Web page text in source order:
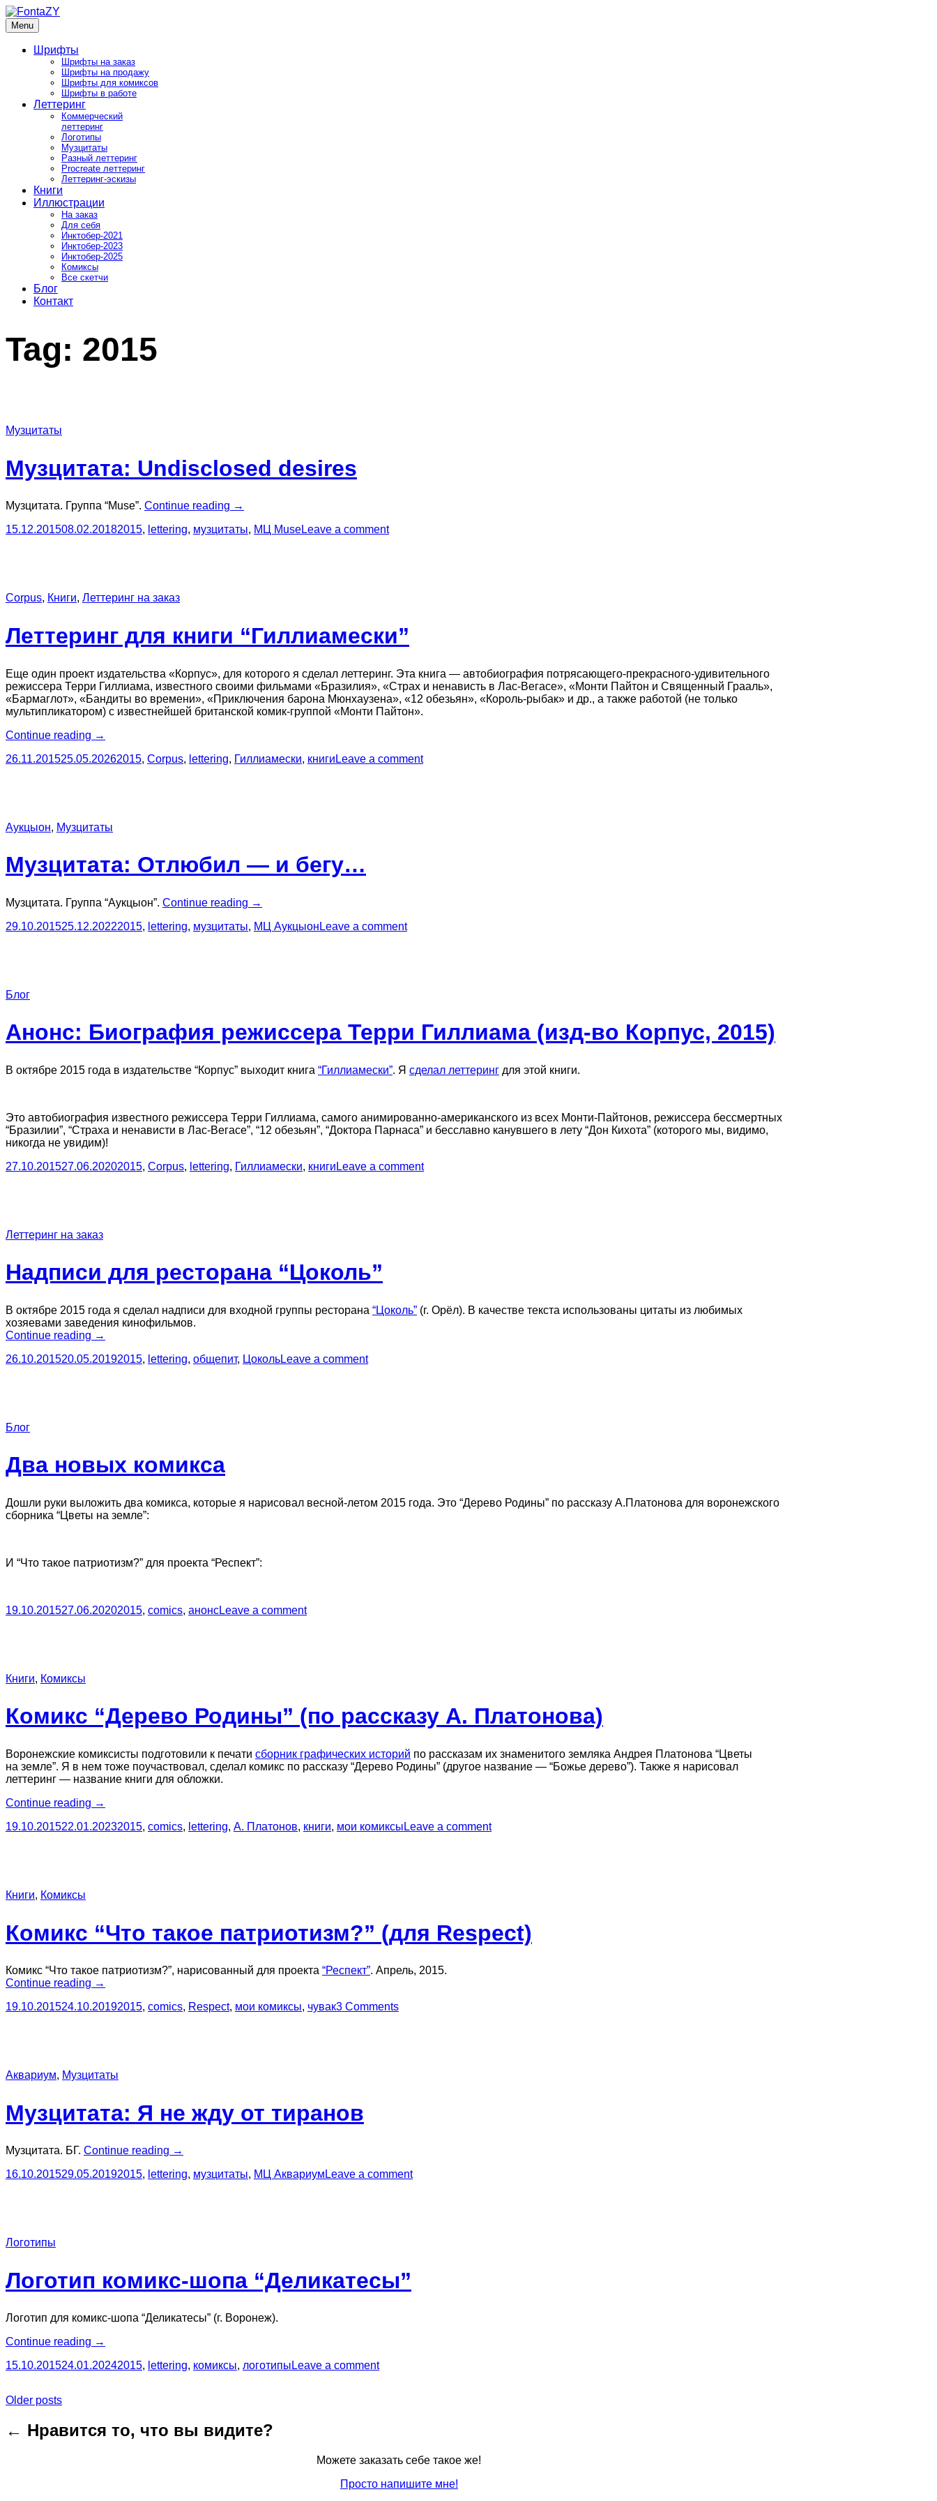
Skip
to
content
FontaZY
Fonts and pictures by Zakhar Yaschin
Menu
Шрифты
Шрифты на заказ
Шрифты на продажу
Шрифты для комиксов
Шрифты в работе
Леттеринг
Коммерческий
леттеринг
Логотипы
Музцитаты
Разный леттеринг
Procreate леттеринг
Леттеринг-эскизы
Книги
Иллюстрации
На заказ
Для себя
Инктобер-2021
Инктобер-2023
Инктобер-2025
Комиксы
Все скетчи
Блог
Контакт
Tag: 2015
Музцитаты
Музцитата: Undisclosed desires
Музцитата. Группа “Muse”. Continue reading “Музцитата:
desires”
→
15.12.201508.02.20182015, lettering, музцитаты, МЦ MuseLeave a comment
Corpus, Книги, Леттеринг на заказ
Леттеринг для книги “Гиллиамески”
Еще один проект издательства «Корпус», для которого я сделал леттеринг. Эта книга — автобиография потрясающего-прекрасного-удивительного
режиссера Терри Гиллиама, известного своими фильмами «Бразилия», «Страх и ненависть в Лас-Вегасе», «Монти Пайтон и Священный Грааль»,
«Бармаглот», «Бандиты во времени», «Приключения барона Мюнхаузена», «12 обезьян», «Король-рыбак» и др., а также работой (не только
мультипликатором) с известнейшей британской комик-группой «Монти Пайтон».
Continue reading “Леттеринг
книги
→
26.11.201525.05.20262015, Corpus, lettering, Гиллиамески, книги Leave a comment
Аукцыон, Музцитаты
Музцитата: Отлюбил — и бегу…
Музцитата. Группа “Аукцыон”. Continue reading “Музцитата:
и бегу…”
→
29.10.201525.12.20222015, lettering, музцитаты, МЦ Аукцыон Leave a comment
Блог
Анонс: Биография режиссера Терри Гиллиама (изд-во Корпус, 2015)
В октябре 2015 года в издательстве “Корпус” выходит книга “Гиллиамески”. Я сделал леттеринг для этой книги.
Это автобиография известного режиссера Терри Гиллиама, самого анимированно-американского из всех Монти-Пайтонов, режиссера бессмертных
“Бразилии”, “Страха и ненависти в Лас-Вегасе”, “12 обезьян”, “Доктора Парнаса” и бесславно канувшего в лету “Дон Кихота” (которого мы, видимо,
никогда не увидим)!
27.10.201527.06.20202015, Corpus, lettering, Гиллиамески, книги Leave a comment
Леттеринг на заказ
Надписи для ресторана “Цоколь”
В октябре 2015 года я сделал надписи для входной группы ресторана “Цоколь” (г. Орёл). В качестве текста использованы цитаты из любимых
хозяевами заведения кинофильмов.
Continue reading “Надписи
ресторана
→
26.10.201520.05.20192015, lettering, общепит, ЦокольLeave a comment
Блог
Два новых комикса
Дошли руки выложить два комикса, которые я нарисовал весной-летом 2015 года. Это “Дерево Родины” по рассказу А.Платонова для воронежского
сборника “Цветы на земле”:
И “Что такое патриотизм?” для проекта “Респект”:
19.10.201527.06.20202015, comics, анонсLeave a comment
Книги, Комиксы
Комикс “Дерево Родины” (по рассказу А. Платонова)
Воронежские комиксисты подготовили к печати сборник графических историй по рассказам их знаменитого земляка Андрея Платонова “Цветы
на земле”. Я в нем тоже поучаствовал, сделал комикс по рассказу “Дерево Родины” (другое название — “Божье дерево”). Также я нарисовал
леттеринг — название книги для обложки.
Continue reading “Комикс
Родины”
→
19.10.201522.01.20232015, comics, lettering, А. Платонов, книги, мои комиксы Leave a comment
Книги, Комиксы
Комикс “Что такое патриотизм?” (для Respect)
Комикс “Что такое патриотизм?”, нарисованный для проекта “Респект”. Апрель, 2015.
Continue reading “Комикс
такое
→
19.10.201524.10.20192015, comics, Respect, мои комиксы, чувак3 Comments
Аквариум, Музцитаты
Музцитата: Я не жду от тиранов
Музцитата. БГ. Continue reading “Музцитата:
не жду
→
16.10.201529.05.20192015, lettering, музцитаты, МЦ Аквариум Leave a comment
Логотипы
Логотип комикс-шопа “Деликатесы”
Логотип для комикс-шопа “Деликатесы” (г. Воронеж).
Continue reading “Логотип
шопа
→
15.10.201524.01.20242015, lettering, комиксы, логотипы Leave a comment
Posts
navigation
Older posts
← Нравится то, что вы видите?
Можете заказать себе такое же!
Просто напишите мне!